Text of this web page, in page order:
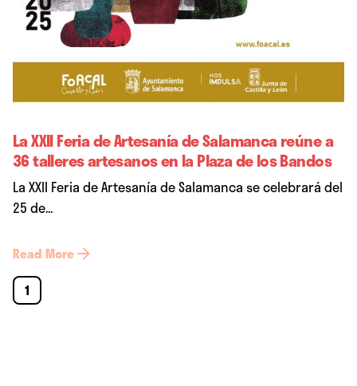
La XXII Feria de Artesanía de Salamanca reúne a
36 talleres artesanos en la Plaza de los Bandos
La XXII Feria de Artesanía de Salamanca se celebrará del
25 de...
Read More
1